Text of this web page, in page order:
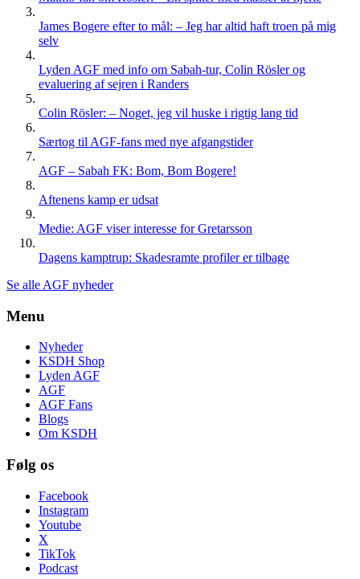
James Bogere efter to mål: – Jeg har altid haft troen på mig
selv
Lyden AGF med info om Sabah-tur, Colin Rösler og
evaluering af sejren i Randers
Colin Rösler: – Noget, jeg vil huske i rigtig lang tid
Særtog til AGF-fans med nye afgangstider
AGF – Sabah FK: Bom, Bom Bogere!
Aftenens kamp er udsat
Medie: AGF viser interesse for Gretarsson
Dagens kamptrup: Skadesramte profiler er tilbage
Se alle AGF nyheder
Menu
Nyheder
KSDH Shop
Lyden AGF
AGF
AGF Fans
Blogs
Om KSDH
Følg os
Facebook
Instagram
Youtube
X
TikTok
Podcast